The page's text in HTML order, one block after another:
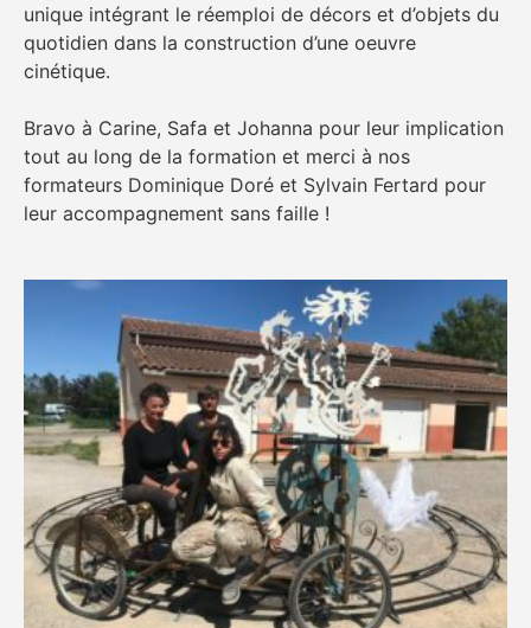
unique intégrant le réemploi de décors et d’objets du
quotidien dans la construction d’une oeuvre
cinétique.
Bravo à Carine, Safa et Johanna pour leur implication
tout au long de la formation et merci à nos
formateurs Dominique Doré et Sylvain Fertard pour
leur accompagnement sans faille !